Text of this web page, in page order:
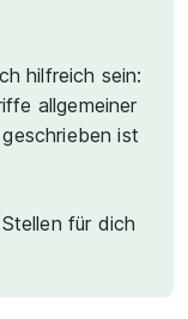
hilfreich sein:
allgemeiner
ist
für dich